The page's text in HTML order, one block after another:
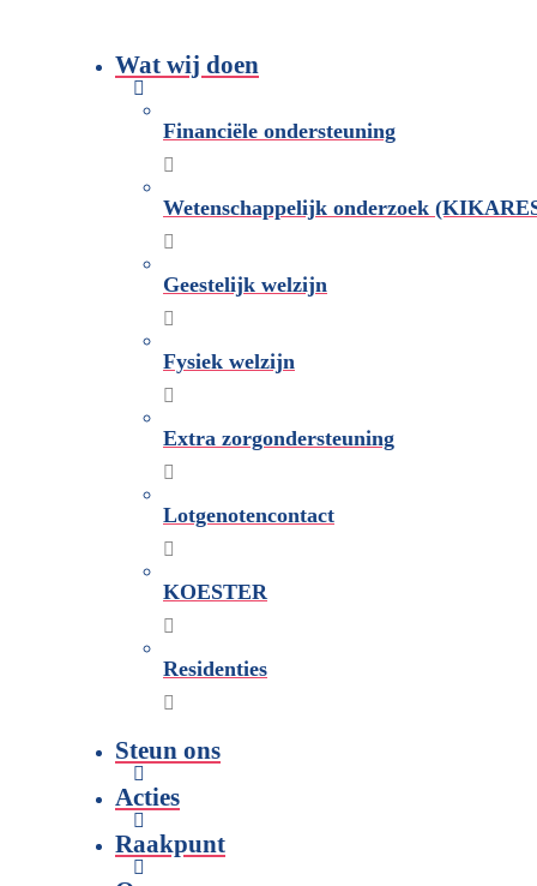
Wat wij doen
Financiële ondersteuning
Wetenschappelijk onderzoek
Geestelijk welzijn
Fysiek welzijn
Extra zorgondersteuning
Lotgenotencontact
KOESTER
Residenties
Steun ons
Acties
Raakpunt